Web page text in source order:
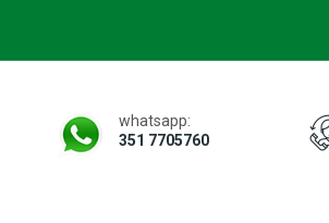
whatsapp:
351 7705760